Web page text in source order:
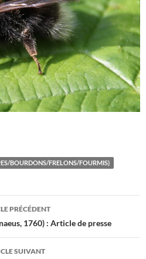
BOURDONS/FRELONS/FOURMIS)
PRÉCÉDENT
1760) : Article de presse
SUIVANT